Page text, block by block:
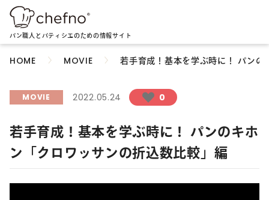
パン職人とパティシエのための情報サイト
HOME MOVIE 若手育成！基本を学ぶ時に！ パン
MOVIE 2022.05.24 0
若手育成！基本を学ぶ時に！ パンのキホ
ン「クロワッサンの折込数比較」編